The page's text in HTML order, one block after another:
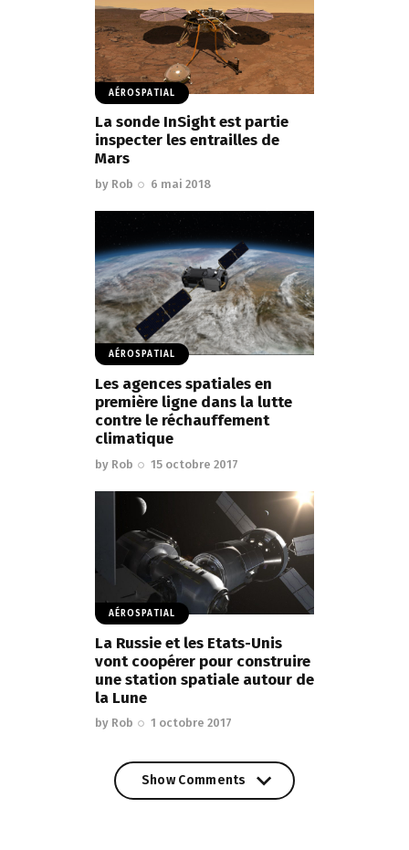
AÉROSPATIAL
La sonde InSight est partie
inspecter les entrailles de
Mars
by Rob 6 mai 2018
AÉROSPATIAL
Les agences spatiales en
première ligne dans la lutte
contre le réchauffement
climatique
by Rob 15 octobre 2017
AÉROSPATIAL
La Russie et les Etats-Unis
vont coopérer pour construire
une station spatiale autour de
la Lune
by Rob 1 octobre 2017
Show Comments